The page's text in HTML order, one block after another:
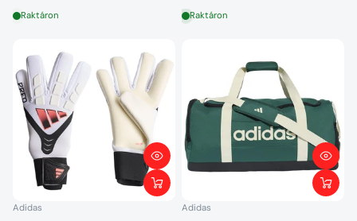
Raktáron Raktáron
Adidas Adidas